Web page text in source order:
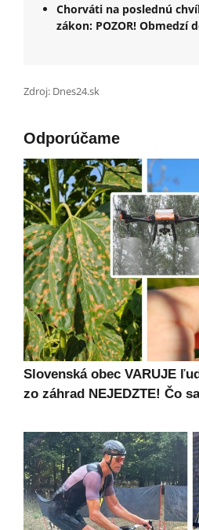
Chorváti na poslednú
zákon: POZOR! Obmedzí
Zdroj: Dnes24.sk
Odporúčame
Slovenská obec VARUJE
zo záhrad NEJEDZTE! Čo